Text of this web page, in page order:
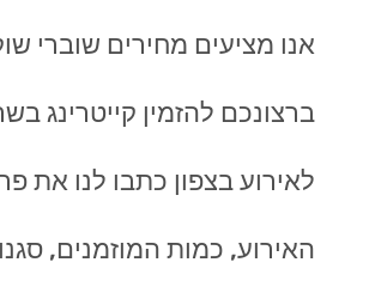
אנו מציעים מחירים שוברי
ברצונכם להזמין קייטרינג
לאירוע בצפון כתבו לנו את
האירוע, כמות המוזמנים,